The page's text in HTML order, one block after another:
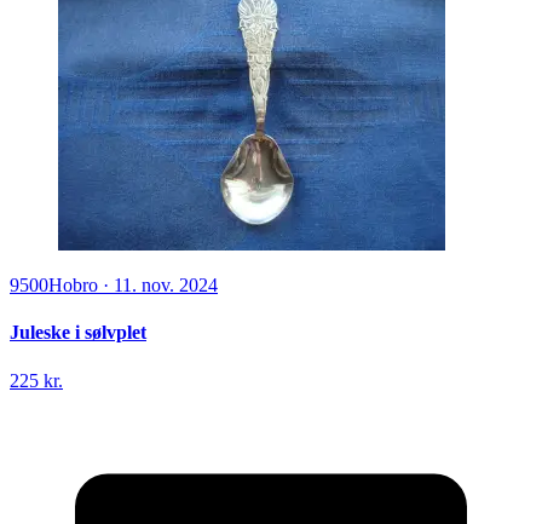
9500Hobro · 11. nov. 2024
Juleske i sølvplet
225 kr.